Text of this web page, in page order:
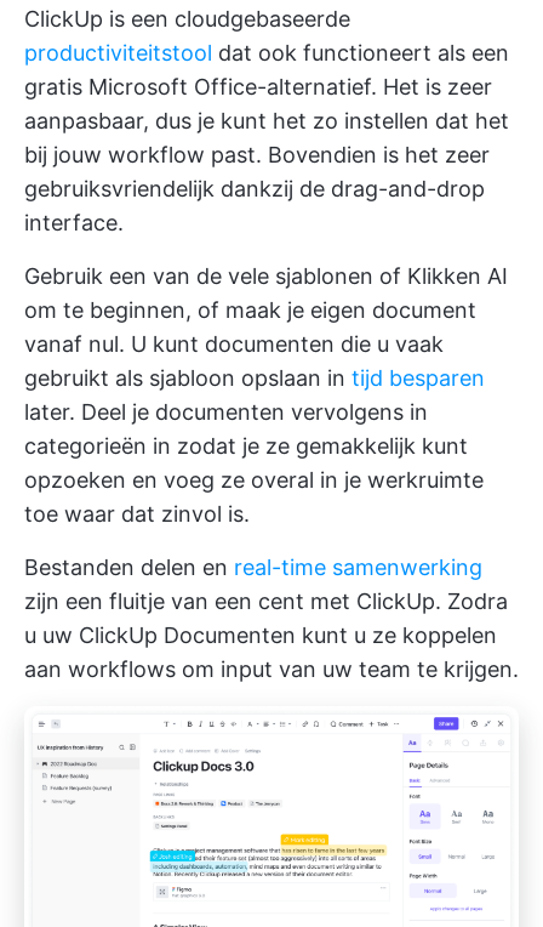
ClickUp is een cloudgebaseerde
productiviteitstool dat ook functioneert als een
gratis Microsoft Office-alternatief. Het is zeer
aanpasbaar, dus je kunt het zo instellen dat het
bij jouw workflow past. Bovendien is het zeer
gebruiksvriendelijk dankzij de drag-and-drop
interface.
Gebruik een van de vele sjablonen of Klikken AI
om te beginnen, of maak je eigen document
vanaf nul. U kunt documenten die u vaak
gebruikt als sjabloon opslaan in tijd besparen
later. Deel je documenten vervolgens in
categorieën in zodat je ze gemakkelijk kunt
opzoeken en voeg ze overal in je werkruimte
toe waar dat zinvol is.
Bestanden delen en real-time samenwerking
zijn een fluitje van een cent met ClickUp. Zodra
u uw ClickUp Documenten kunt u ze koppelen
aan workflows om input van uw team te krijgen.